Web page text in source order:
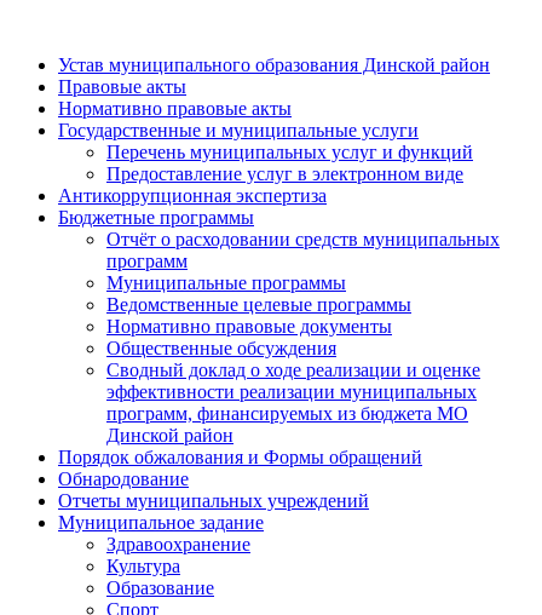
Устав муниципального образования Динской район
Правовые акты
Нормативно правовые акты
Государственные и муниципальные услуги
Перечень муниципальных услуг и функций
Предоставление услуг в электронном виде
Антикоррупционная экспертиза
Бюджетные программы
Отчёт о расходовании средств муниципальных
программ
Муниципальные программы
Ведомственные целевые программы
Нормативно правовые документы
Общественные обсуждения
Сводный доклад о ходе реализации и оценке
эффективности реализации муниципальных
программ, финансируемых из бюджета МО
Динской район
Порядок обжалования и Формы обращений
Обнародование
Отчеты муниципальных учреждений
Муниципальное задание
Здравоохранение
Культура
Образование
Спорт